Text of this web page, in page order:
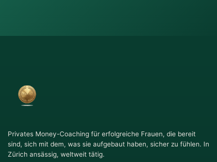
Privates Money-Coaching für erfolgreiche Frauen, die bereit
sind, sich mit dem, was sie aufgebaut haben, sicher zu fühlen. In
Zürich ansässig, weltweit tätig.